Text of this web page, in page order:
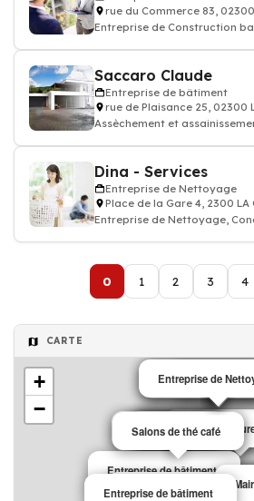
rue du Commerce 83, 02300
Entreprise de Construction
Saccaro Claude
Entreprise de bâtiment
rue de Plaisance 25, 02300
Assèchement et
Dina - Services
Entreprise de Nettoyage
Place de la Gare 4, 2300 LA
Entreprise de Nettoyage,
0 1 2 3 4
CARTE
Peinture
Entreprise de
Garagiste
Hôtel
Café
Hôtel
Salons de thé café
Restaurant
Salons
Entreprise de bâtiment
Salons de thé café
Salons de thé café
Entreprise de bâtiment
Entreprise de
Entreprise de
Entreprise de
+
−